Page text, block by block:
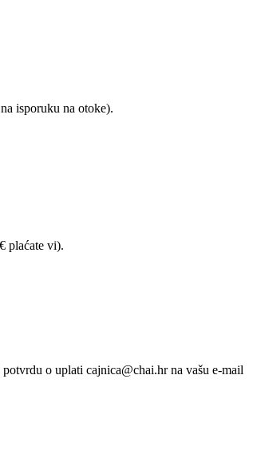
isporuku na otoke).
plaćate vi).
o uplati cajnica@chai.hr na vašu e-mail